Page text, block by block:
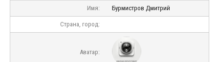
Имя: Бурмистров Дмитрий
Страна, город:
Аватар: